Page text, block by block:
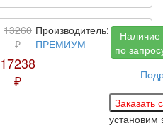
13260
₽
17238
₽
Производитель:
ПРЕМИУМ
Наличие
по
установим